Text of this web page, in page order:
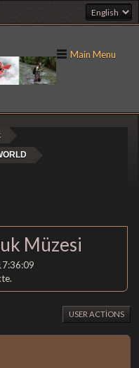
Main Menu
Müzesi
USER ACTIONS